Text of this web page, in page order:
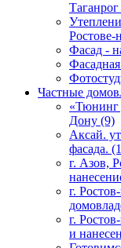
Фасад -
Частные
«Тюнинг
Дону (9)
Аксай.
фасада.
г. Азов,
г.
г.
и